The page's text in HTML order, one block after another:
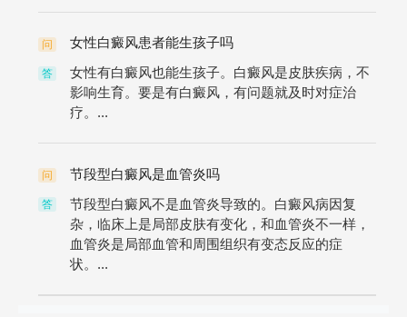
问 女性白癜风患者能生孩子吗
答
女性有白癜风也能生孩子。白癜风是皮肤疾病，不
影响生育。要是有白癜风，有问题就及时对症治
疗。...
问 节段型白癜风是血管炎吗
答
节段型白癜风不是血管炎导致的。白癜风病因复
杂，临床上是局部皮肤有变化，和血管炎不一样，
血管炎是局部血管和周围组织有变态反应的症
状。...